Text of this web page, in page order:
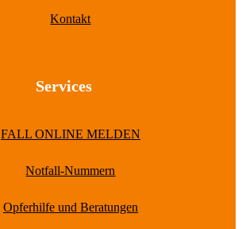
Kontakt
Services
FALL ONLINE MELDEN
Notfall-Nummern
Opferhilfe und Beratungen